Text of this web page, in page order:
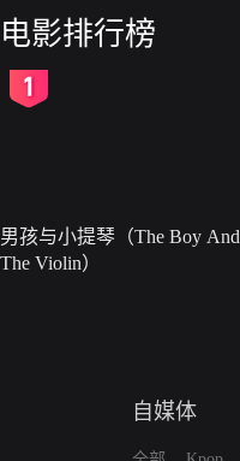
电影排行榜
男孩与小提琴（The Boy And
The Violin）
自媒体